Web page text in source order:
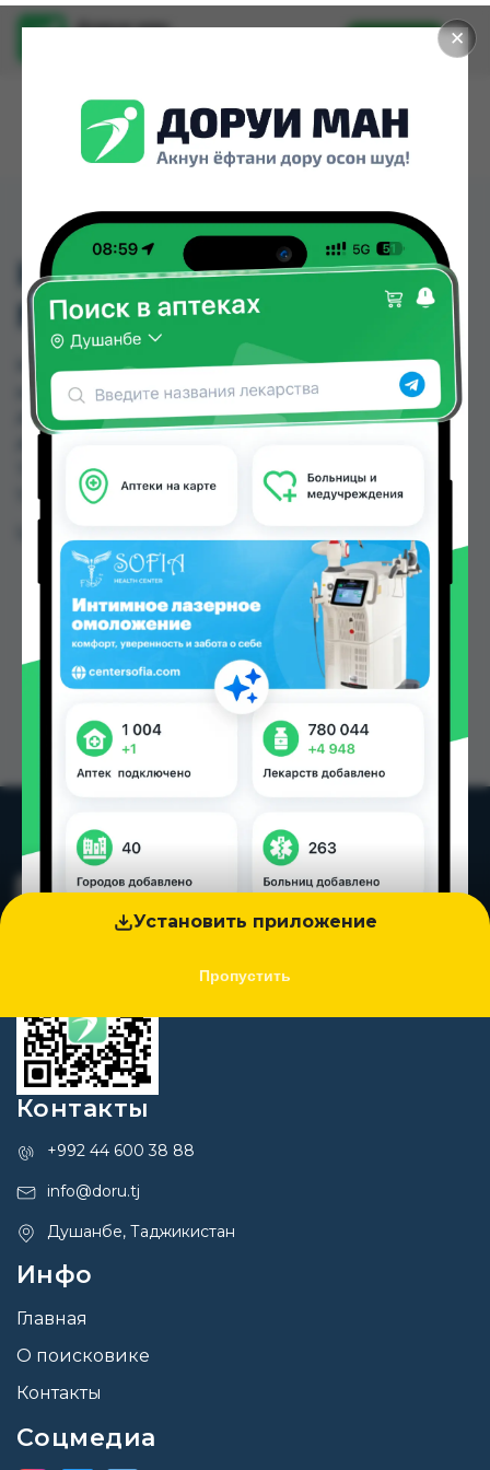
✕
Установить приложение
Пропустить
Доруи ман
Установить
КАРДИОВИТ АМП 2МЛ
№3
КАРДИОВИТ АМП 2МЛ №3 можно купить или
заказать в аптеках, Саховати Истаравшан,
Абубакри Карим, Авиценна, АЗИЗ ВАКО ,
TJS до 101.20 TJS в Душанбе и других городах
Таджикистана
Контакты
+992 44 600 38 88
info@doru.tj
Душанбе, Таджикистан
Инфо
Главная
О поисковике
Контакты
Соцмедиа